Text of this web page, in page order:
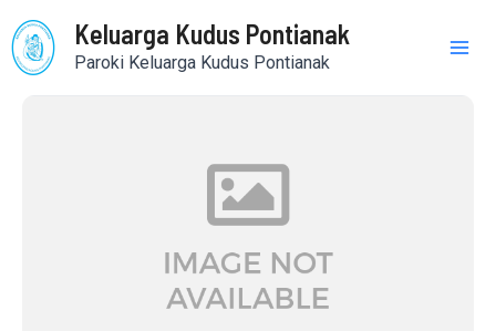
to
content
Keluarga Kudus Pontianak
Paroki Keluarga Kudus Pontianak